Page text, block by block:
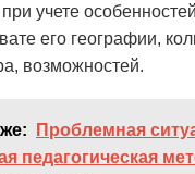
учете
его географии,
возможностей.
Проблемная
педагогическая